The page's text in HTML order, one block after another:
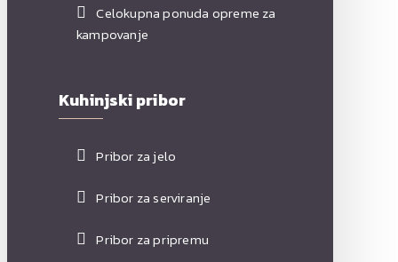
Celokupna ponuda opreme za
kampovanje
Kuhinjski pribor
Pribor za jelo
Pribor za serviranje
Pribor za pripremu